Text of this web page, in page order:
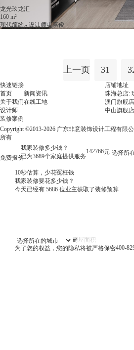
龙光玖龙汇
160 m²
现代简约 - 设计师申嘉俊
咨询这位设计师
上一页 31
快速链接
首页
关于我们
设计师
装修案例
新闻资讯
在线工地
店铺地址
珠海总店:
澳门旗舰
中山旗舰
Copyright ©2013-2026 广东非意装饰设计工程有限
所有
免费报价
我家装修多少钱？
已为3689个家庭提供服务
143301元
10秒估算，少花冤枉钱
我家装修要花多少钱？
今天已经有 5686 位业主获取了装修预算
㎡
为了您的权益，您的隐私将被严格保密400-